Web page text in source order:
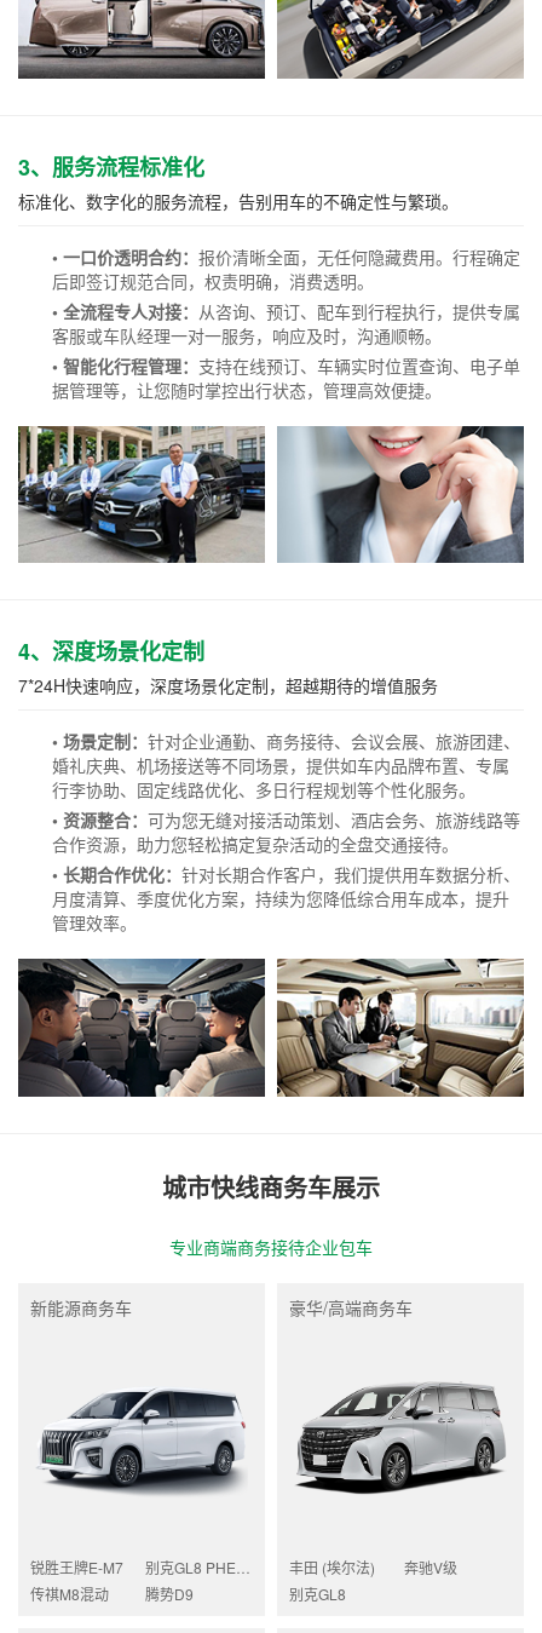
3、服务流程标准化
标准化、数字化的服务流程，告别用车的不确定性与繁琐。
• 一口价透明合约： 报价清晰全面，无任何隐藏费用。行程确定
后即签订规范合同，权责明确，消费透明。
• 全流程专人对接： 从咨询、预订、配车到行程执行，提供专属
客服或车队经理一对一服务，响应及时，沟通顺畅。
• 智能化行程管理： 支持在线预订、车辆实时位置查询、电子单
据管理等，让您随时掌控出行状态，管理高效便捷。
4、深度场景化定制
7*24H快速响应，深度场景化定制，超越期待的增值服务
• 场景定制： 针对企业通勤、商务接待、会议会展、旅游团建、
婚礼庆典、机场接送等不同场景，提供如车内品牌布置、专属
行李协助、固定线路优化、多日行程规划等个性化服务。
• 资源整合： 可为您无缝对接活动策划、酒店会务、旅游线路等
合作资源，助力您轻松搞定复杂活动的全盘交通接待。
• 长期合作优化： 针对长期合作客户，我们提供用车数据分析、
月度清算、季度优化方案，持续为您降低综合用车成本，提升
管理效率。
城市快线商务车展示
专业商端商务接待企业包车
新能源商务车
锐胜王牌E-M7
传祺M8混动
腾势D9
豪华/高端商务车
丰田 (埃尔法)
奔驰V级
别克GL8